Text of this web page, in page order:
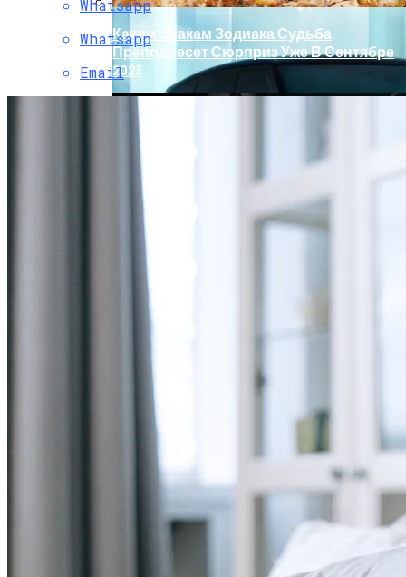
Обновление Для Range Rover Velar:
Улучшение PHEV-Версии
Каким Знакам Зодиака Судьба
Преподнесет Сюрприз Уже В Сентябре
2023
Карьерный Гороскоп Для Всех Знаков
Whatsapp
Whatsapp
Email